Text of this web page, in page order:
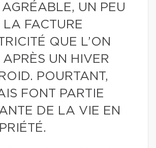
UN PEU
LA FACTURE
QUE L’ON
APRÈS UN HIVER
POURTANT,
FONT PARTIE
DE LA VIE EN